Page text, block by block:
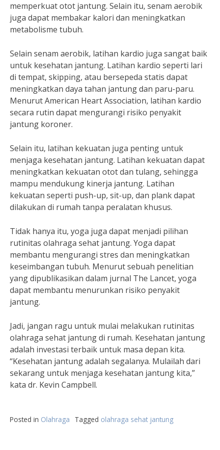
memperkuat otot jantung. Selain itu, senam aerobik
juga dapat membakar kalori dan meningkatkan
metabolisme tubuh.
Selain senam aerobik, latihan kardio juga sangat baik
untuk kesehatan jantung. Latihan kardio seperti lari
di tempat, skipping, atau bersepeda statis dapat
meningkatkan daya tahan jantung dan paru-paru.
Menurut American Heart Association, latihan kardio
secara rutin dapat mengurangi risiko penyakit
jantung koroner.
Selain itu, latihan kekuatan juga penting untuk
menjaga kesehatan jantung. Latihan kekuatan dapat
meningkatkan kekuatan otot dan tulang, sehingga
mampu mendukung kinerja jantung. Latihan
kekuatan seperti push-up, sit-up, dan plank dapat
dilakukan di rumah tanpa peralatan khusus.
Tidak hanya itu, yoga juga dapat menjadi pilihan
rutinitas olahraga sehat jantung. Yoga dapat
membantu mengurangi stres dan meningkatkan
keseimbangan tubuh. Menurut sebuah penelitian
yang dipublikasikan dalam jurnal The Lancet, yoga
dapat membantu menurunkan risiko penyakit
jantung.
Jadi, jangan ragu untuk mulai melakukan rutinitas
olahraga sehat jantung di rumah. Kesehatan jantung
adalah investasi terbaik untuk masa depan kita.
“Kesehatan jantung adalah segalanya. Mulailah dari
sekarang untuk menjaga kesehatan jantung kita,”
kata dr. Kevin Campbell.
Posted in Olahraga Tagged olahraga sehat jantung